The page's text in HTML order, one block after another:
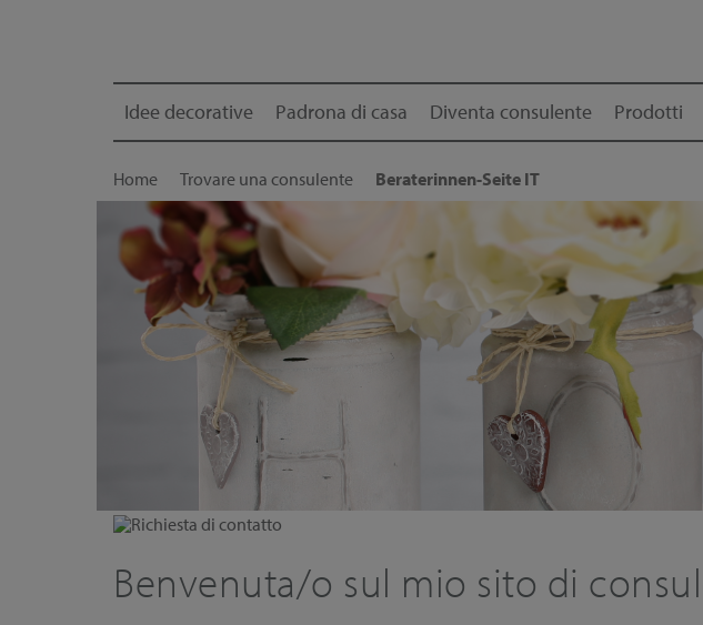
Idee decorative Padrona di casa Diventa consulente Prodotti
Home Trovare una consulente Beraterinnen-Seite IT
Richiesta di contatto
Benvenuta/o sul mio sito di